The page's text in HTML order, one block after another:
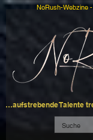
…aufstrebende Talente
NoRush-Webzine